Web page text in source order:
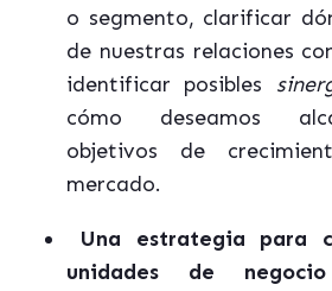
o segmento, clarificar
de nuestras relaciones
identificar posibles
cómo deseamos
objetivos de
mercado.
Una estrategia para
unidades de